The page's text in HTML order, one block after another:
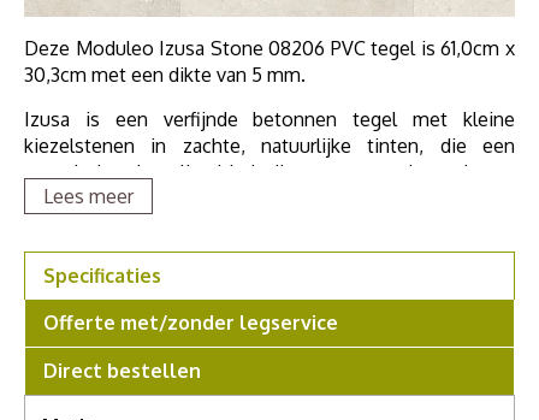
Deze Moduleo Izusa Stone 08206 PVC tegel is 61,0cm x
30,3cm met een dikte van 5 mm.
Izusa is een verfijnde betonnen tegel met kleine
kiezelstenen in zachte, natuurlijke tinten, die een
organische uitstraling biedt die textuur en elegantie aan
elke ruimte toevoegt.
geïntegreerde ondervloer.
Als u meer wilt weten over deze vloer, grotere stalen
wilt zien of meer advies nodig hebt, maak dan een
afspraak in onze showroom. Voor een compleet
persoonlijk advies.
Lees meer
Specificaties
Offerte met/zonder legservice
Direct bestellen